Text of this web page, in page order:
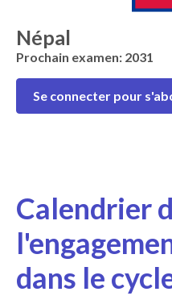
Népal
Prochain examen: 2031
Se connecter pour
Calendrier
dans le